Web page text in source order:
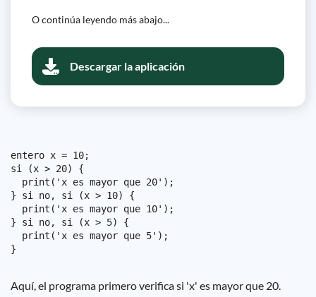
O continúa leyendo más abajo...
Descargar la aplicación
entero x = 10;
si (x > 20) {
  print('x es mayor que 20');
} si no, si (x > 10) {
  print('x es mayor que 10');
} si no, si (x > 5) {
  print('x es mayor que 5');
Aquí, el programa primero verifica si 'x' es mayor que 20.